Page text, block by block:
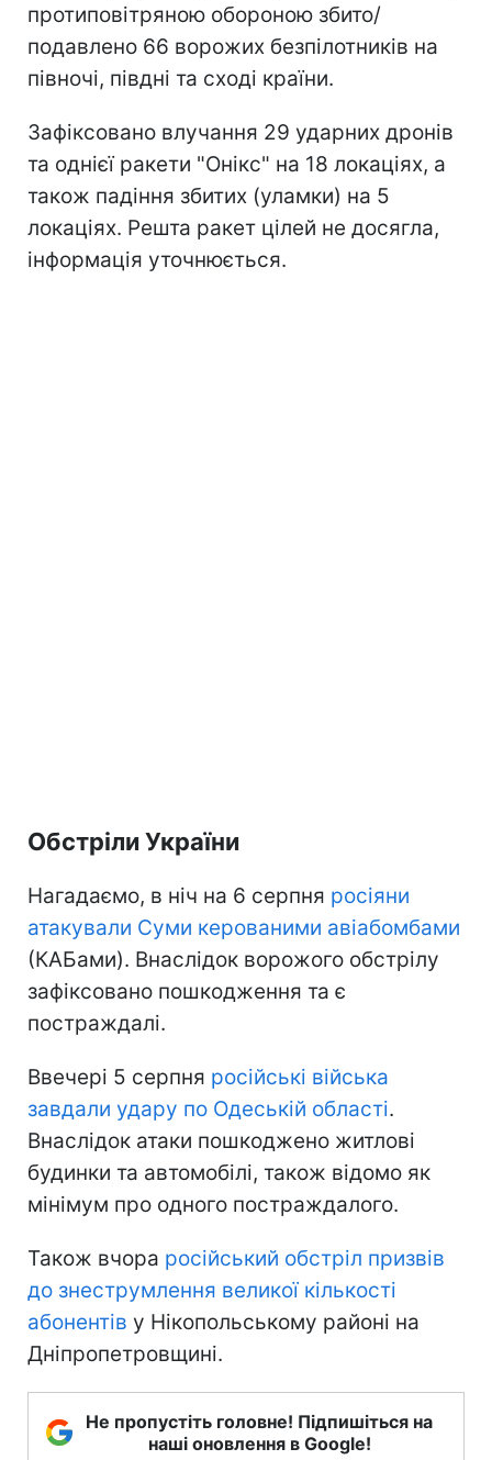
протиповітряною обороною збито/
подавлено 66 ворожих безпілотників на
півночі, півдні та сході країни.
Зафіксовано влучання 29 ударних дронів
та однієї ракети "Онікс" на 18 локаціях, а
також падіння збитих (уламки) на 5
локаціях. Решта ракет цілей не досягла,
інформація уточнюється.
Обстріли України
Нагадаємо, в ніч на 6 серпня росіяни
атакували Суми керованими авіабомбами
(КАБами). Внаслідок ворожого обстрілу
зафіксовано пошкодження та є
постраждалі.
Ввечері 5 серпня російські війська
завдали удару по Одеській області.
Внаслідок атаки пошкоджено житлові
будинки та автомобілі, також відомо як
мінімум про одного постраждалого.
Також вчора російський обстріл призвів
до знеструмлення великої кількості
абонентів у Нікопольському районі на
Дніпропетровщині.
Не пропустіть головне! Підпишіться на
наші оновлення в Google!